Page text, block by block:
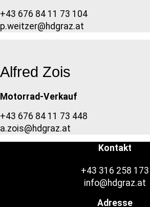
+43 676 84 11 73 104
p.weitzer@hdgraz.at
Alfred Zois
Motorrad-Verkauf
+43 676 84 11 73 448
a.zois@hdgraz.at
Kontakt
+43 316 258 173
info@hdgraz.at
Adresse